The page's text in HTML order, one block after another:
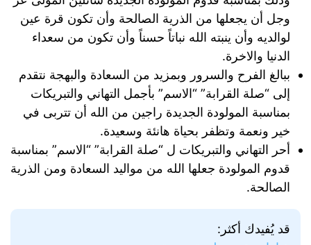
وجل أن يجعلها من الذرية الصالحة وأن تكون قرة عين
لوالديه وأن ينبته الله نباتاً حسناً وأن تكون من سعداء
الدنيا والاخرة.
ببالغ الفرح والسرور وبمزيد من السعادة والبهجة نتقدم
إلى “صلة القرابة” “الاسم” بأجمل التهاني والتبريكات
بمناسبة المولودة الجديدة راجين من الله أن تتربى في
خير ونعمة وتظفر بحياة هانئة وسعيدة.
أحر التهاني والتبريكات ل “صلة القرابة” “الاسم” بمناسبة
قدوم المولودة جعلها الله من مواليد السعادة ومن الذرية
الصالحة.
قد يُفيدك أكثر: